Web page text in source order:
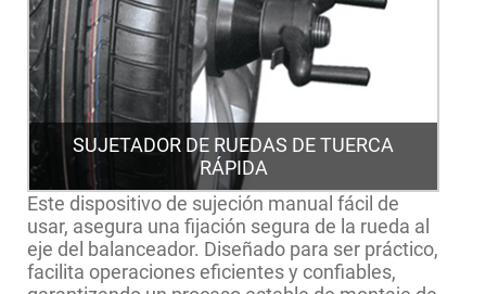
SUJETADOR DE RUEDAS DE TUERCA
RÁPIDA
Este dispositivo de sujeción manual fácil de
usar, asegura una fijación segura de la rueda al
eje del balanceador. Diseñado para ser práctico,
facilita operaciones eficientes y confiables,